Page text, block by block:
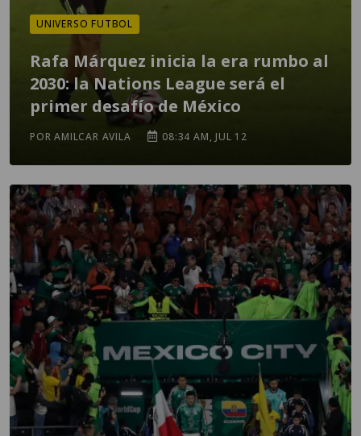
UNIVERSO FUTBOL
Rafa Márquez inicia la era rumbo al
2030: la Nations League será el
primer desafío de México
POR AMILCAR AVILA 08:34 AM, JUL 12